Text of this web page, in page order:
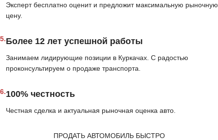
Эксперт бесплатно оценит и предложит максимальную рыночную
цену.
5.Более 12 лет успешной работы
Занимаем лидирующие позиции в Куркачах. С радостью
проконсультируем о продаже транспорта.
6.100% честность
Честная сделка и актуальная рыночная оценка авто.
ПРОДАТЬ АВТОМОБИЛЬ БЫСТРО